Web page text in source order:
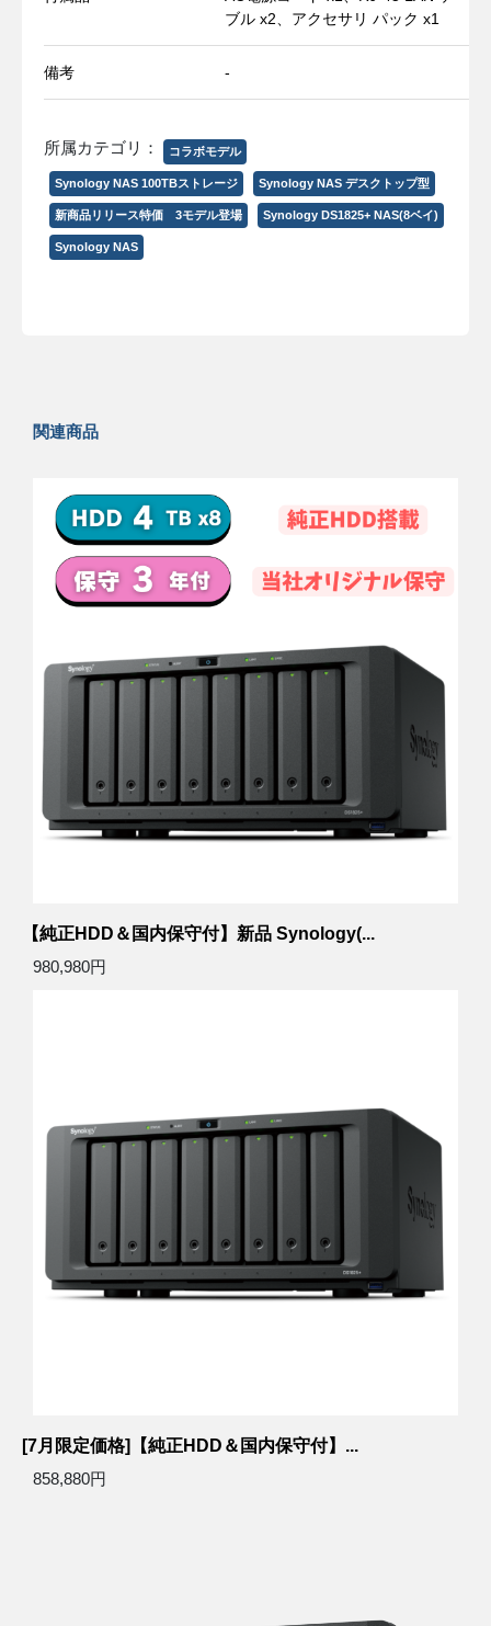
ブル x2、アクセサリ パック x1
備考 -
所属カテゴリ： コラボモデル
Synology NAS 100TBストレージ Synology NAS デスクトップ型
新商品リリース特価 3モデル登場 Synology DS1825+ NAS(8ベイ)
Synology NAS
関連商品
【純正HDD＆国内保守付】新品 Synology(...
980,980円
[7月限定価格]【純正HDD＆国内保守付】...
858,880円